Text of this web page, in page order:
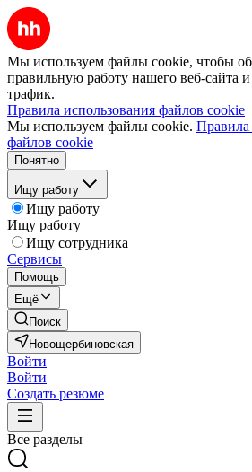
Мы используем файлы cookie, чтобы
правильную работу нашего веб-сайта и
трафик.
Правила использования файлов cookie
Мы используем файлы cookie. Правила
файлов cookie
Понятно
Ищу работу
Ищу работу
Ищу работу
Ищу сотрудника
Сервисы
Помощь
Ещё
Поиск
Новощербиновская
Войти
Войти
Создать резюме
Все разделы